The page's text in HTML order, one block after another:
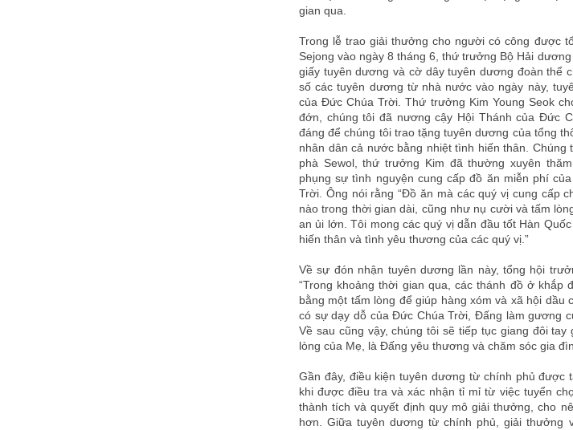
gian qua.
Trong lễ trao giải thưởng cho người có công được
Sejong vào ngày 8 tháng 6, thứ trưởng Bộ Hải
giấy tuyên dương và cờ dây tuyên dương đoàn thể
số các tuyên dương từ nhà nước vào ngày này,
của Đức Chúa Trời. Thứ trưởng Kim Young Seok
đớn, chúng tôi đã nương cậy Hội Thánh của Đức
đáng để chúng tôi trao tặng tuyên dương của tổng
nhân dân cả nước bằng nhiệt tình hiến thân. Chúng
phà Sewol, thứ trưởng Kim đã thường xuyên
phụng sự tình nguyện cung cấp đồ ăn miễn phí
Trời. Ông nói rằng “Đồ ăn mà các quý vị cung cấp
nào trong thời gian dài, cũng như nụ cười và tấm
an ủi lớn. Tôi mong các quý vị dẫn đầu tốt Hàn
hiến thân và tình yêu thương của các quý vị.”
Về sự đón nhận tuyên dương lần này, tổng hội
“Trong khoảng thời gian qua, các thánh đồ ở khắp
bằng một tấm lòng để giúp hàng xóm và xã hội
có sự dạy dỗ của Đức Chúa Trời, Đấng làm gương
Về sau cũng vậy, chúng tôi sẽ tiếp tục giang đôi
lòng của Mẹ, là Đấng yêu thương và chăm sóc gia
Gần đây, điều kiện tuyên dương từ chính phủ được
khi được điều tra và xác nhận tỉ mỉ từ việc tuyển
thành tích và quyết định quy mô giải thưởng, cho
hơn. Giữa tuyên dương từ chính phủ, giải thưởng